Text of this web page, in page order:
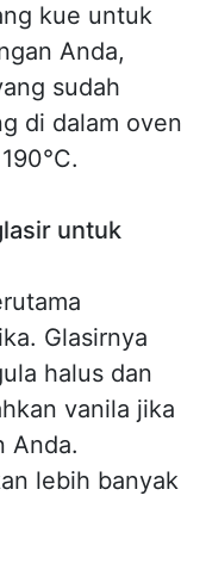
kue untuk
Anda,
sudah
di dalam oven
untuk
Glasirnya
halus dan
vanila jika
Anda.
lebih banyak